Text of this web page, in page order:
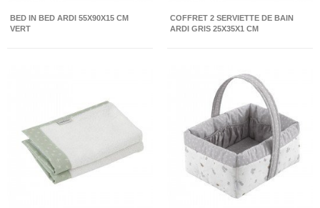
BED IN BED ARDI 55X90X15 CM
VERT
COFFRET 2 SERVIETTE DE BAIN
ARDI GRIS 25X35X1 CM